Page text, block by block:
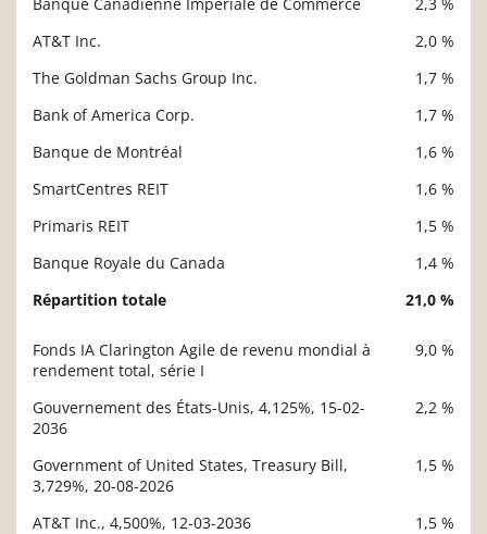
AT&T Inc.
2,0 %
The Goldman Sachs Group Inc.
1,7 %
Bank of America Corp.
1,7 %
Banque de Montréal
1,6 %
SmartCentres REIT
1,6 %
Primaris REIT
1,5 %
Banque Royale du Canada
1,4 %
Répartition totale
21,0 %
Description Valeur liquidative
Fonds IA Clarington Agile de revenu mondial à
rendement total, série I
9,0 %
Gouvernement des États-Unis, 4,125%, 15-02-
2036
2,2 %
Government of United States, Treasury Bill,
3,729%, 20-08-2026
1,5 %
AT&T Inc., 4,500%, 12-03-2036
1,5 %